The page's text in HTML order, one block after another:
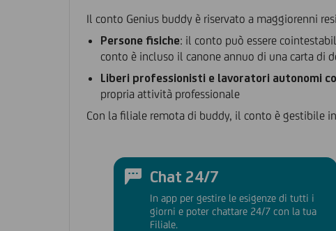
Il conto Genius buddy è riservato a maggiorenni
Persone fisiche: il conto può essere
conto è incluso il canone annuo di una carta di
Liberi professionisti e lavoratori autonomi
propria attività professionale
Con la filiale remota di buddy, il conto è gestibile
Chat 24/7
In app per gestire le esigenze di tutti i
giorni e poter chattare 24/7 con la tua
Filiale.